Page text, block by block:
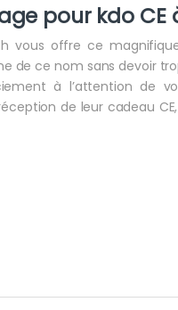
pour kdo CE
vous offre ce
de ce nom sans devoir
à l’attention de
de leur cadeau